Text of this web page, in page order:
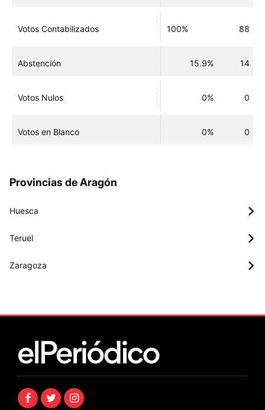
Votos Contabilizados 100% 88
Abstención 15.9% 14
Votos Nulos 0% 0
Votos en Blanco 0% 0
Provincias de Aragón
Huesca
Teruel
Zaragoza